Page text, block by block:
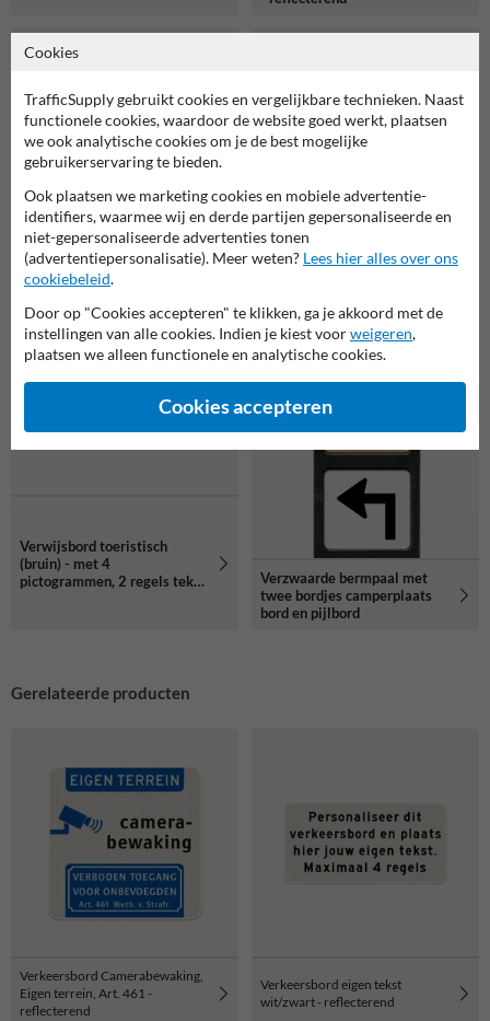
Verkeersbord parkeerplaats
melden receptie -
reflecterend
regelig met 3 pictogrammen
- Klasse 3 reflecterend
Verwijsbord toeristisch
(bruin) - met 4
pictogrammen, 2 regels tekst
Verzwaarde bermpaal met
twee bordjes camperplaats
bord en pijlbord
Gerelateerde producten
Verkeersbord Camerabewaking,
Eigen terrein, Art. 461 -
reflecterend
Verkeersbord eigen tekst
wit/zwart - reflecterend
Cookies
TrafficSupply gebruikt cookies en vergelijkbare technieken. Naast
functionele cookies, waardoor de website goed werkt, plaatsen
we ook analytische cookies om je de best mogelijke
gebruikerservaring te bieden.
Ook plaatsen we marketing cookies en mobiele advertentie-
identifiers, waarmee wij en derde partijen gepersonaliseerde en
niet-gepersonaliseerde advertenties tonen
(advertentiepersonalisatie). Meer weten? Lees hier alles over ons
cookiebeleid.
Door op "Cookies accepteren" te klikken, ga je akkoord met de
instellingen van alle cookies. Indien je kiest voorweigeren,
plaatsen we alleen functionele en analytische cookies.
Cookies accepteren